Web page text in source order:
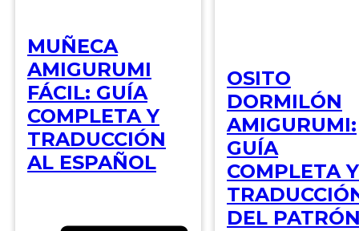
MUÑECA
AMIGURUMI
FÁCIL: GUÍA
COMPLETA Y
TRADUCCIÓN
AL ESPAÑOL
OSITO
DORMILÓN
AMIGURUMI:
GUÍA
COMPLETA Y
DEL